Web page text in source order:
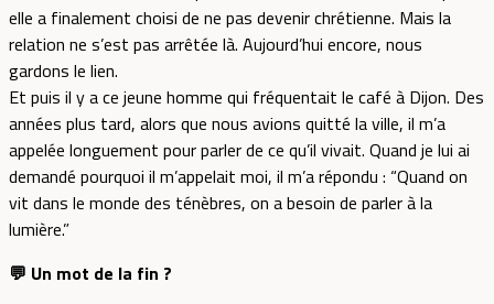
elle a finalement choisi de ne pas devenir chrétienne. Mais la
relation ne s’est pas arrêtée là. Aujourd’hui encore, nous
gardons le lien.
Et puis il y a ce jeune homme qui fréquentait le café à Dijon. Des
années plus tard, alors que nous avions quitté la ville, il m’a
appelée longuement pour parler de ce qu’il vivait. Quand je lui ai
demandé pourquoi il m’appelait moi, il m’a répondu : “Quand on
vit dans le monde des ténèbres, on a besoin de parler à la
lumière.”
💬 Un mot de la fin ?